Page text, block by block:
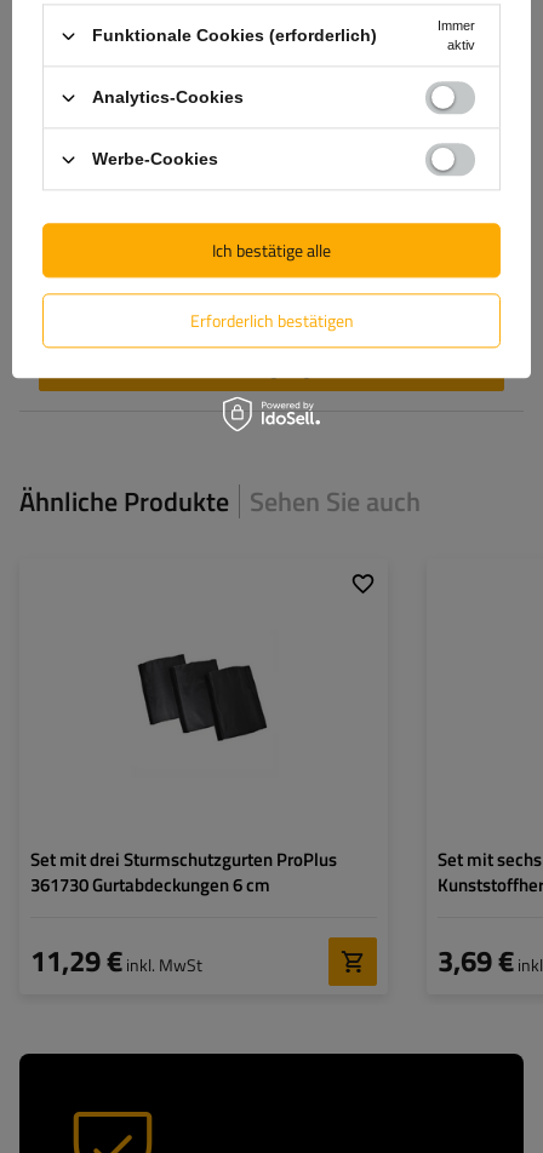
Produktfoto hinzufügen:
Vorname
E-Mail-Adresse
Ähnliche Produkte Sehen Sie auch
Set mit drei Sturmschutzgurten ProPlus
361730 Gurtabdeckungen 6 cm
11,29 €inkl. MwSt
Set mit
3,69 €
Funktionale Cookies (erforderlich)
Immer
aktiv
Analytics-Cookies
Werbe-Cookies
Erforderlich bestätigen
Ich bestätige alle